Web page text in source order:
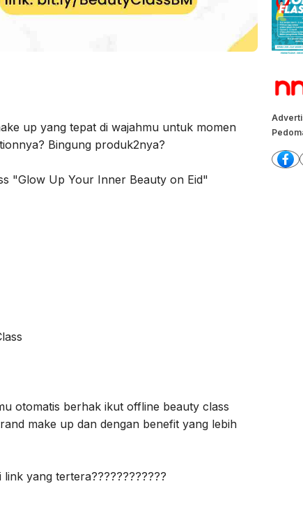
up yang tepat di wajahmu untuk momen
Bingung produk2nya?
"Glow Up Your Inner Beauty on Eid"
otomatis berhak ikut offline beauty class
make up dan dengan benefit yang lebih
yang tertera????????????